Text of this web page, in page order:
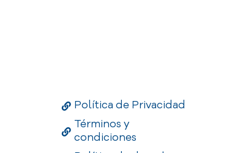
Política de Privacidad
Términos y
condiciones